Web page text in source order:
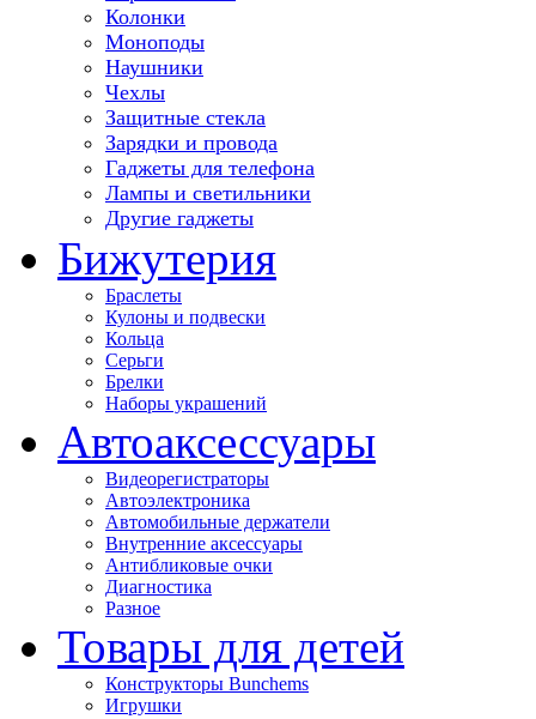
Колонки
Моноподы
Наушники
Чехлы
Защитные стекла
Зарядки и провода
Гаджеты для телефона
Лампы и светильники
Другие гаджеты
Бижутерия
Браслеты
Кулоны и подвески
Кольца
Серьги
Брелки
Наборы украшений
Автоаксессуары
Видеорегистраторы
Автоэлектроника
Автомобильные держатели
Внутренние аксессуары
Антибликовые очки
Диагностика
Разное
Товары для детей
Конструкторы Bunchems
Игрушки